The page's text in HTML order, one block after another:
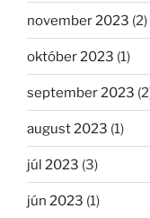
november 2023 (2)
október 2023 (1)
september 2023
august 2023 (1)
júl 2023 (3)
jún 2023 (1)